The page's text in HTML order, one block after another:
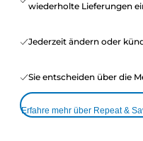
wiederholte Lieferungen
Jederzeit ändern oder
Sie entscheiden über die
Erfahre mehr über Repeat &